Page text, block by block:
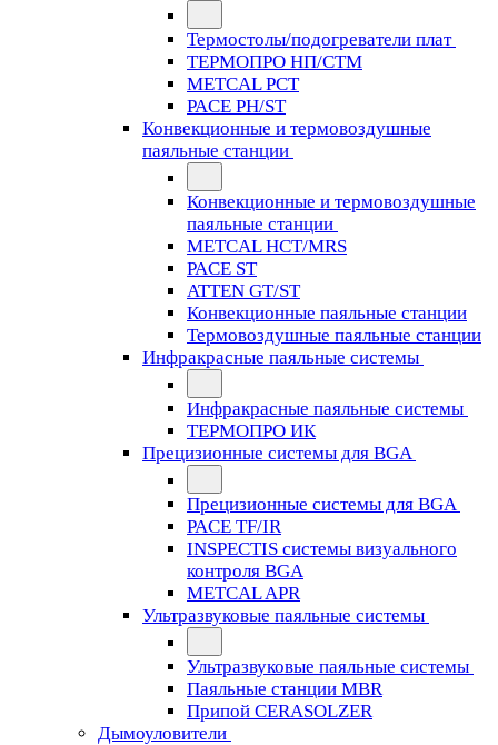
Термостолы/подогреватели плат
ТЕРМОПРО НП/СТМ
METCAL PCT
PACE PH/ST
Конвекционные и термовоздушные
паяльные станции
Конвекционные и термовоздушные
паяльные станции
METCAL HCT/MRS
PACE ST
ATTEN GT/ST
Конвекционные паяльные станции
Термовоздушные паяльные станции
Инфракрасные паяльные системы
Инфракрасные паяльные системы
ТЕРМОПРО ИК
Прецизионные системы для BGA
Прецизионные системы для BGA
PACE TF/IR
INSPECTIS системы визуального
контроля BGA
METCAL APR
Ультразвуковые паяльные системы
Ультразвуковые паяльные системы
Паяльные станции MBR
Припой CERASOLZER
Дымоуловители